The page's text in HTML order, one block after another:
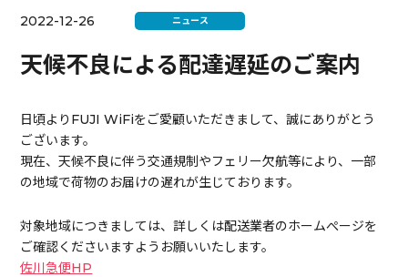
2022-12-26 ニュース
天候不良による配達遅延のご案内
日頃よりFUJI WiFiをご愛顧いただきまして、誠にありがとう
ございます。
現在、天候不良に伴う交通規制やフェリー欠航等により、一部
の地域で荷物のお届けの遅れが生じております。
対象地域につきましては、詳しくは配送業者のホームぺージを
ご確認くださいますようお願いいたします。
佐川急便HP